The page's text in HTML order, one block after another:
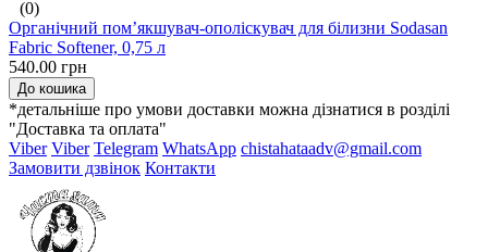
(0)
Органічний пом’якшувач-ополіскувач для білизни Sodasan
Fabric Softener, 0,75 л
540.00 грн
До кошика
*детальніше про умови доставки можна дізнатися в розділі
"Доставка та оплата"
Viber Viber Telegram WhatsApp chistahataadv@gmail.com
Замовити дзвінок Контакти